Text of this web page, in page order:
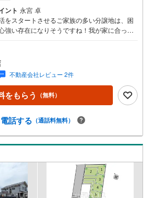
ント 永宮 卓
をスタートさせるご家族の多い分譲地は、困
強い存在になりそうですね！我が家に合った
に住みたい！」をお聞かせ下さい。
不動産会社レビュー 2件
をもらう （無料）
電話する （通話料無料）